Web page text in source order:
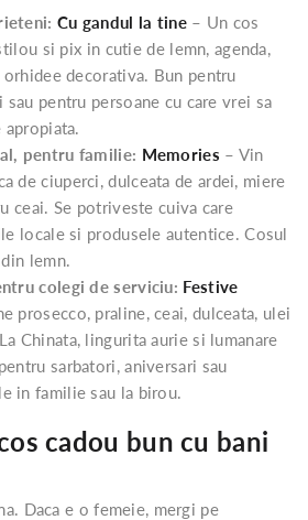
Cu gandul la tine – Un cos
si pix in cutie de lemn, agenda,
decorativa. Bun pentru
pentru persoane cu care vrei sa
pentru familie: Memories – Vin
de ciuperci, dulceata de ardei, miere
ceai. Se potriveste cuiva care
locale si produsele autentice. Cosul
lemn.
colegi de serviciu: Festive
prosecco, praline, ceai, dulceata, ulei
Chinata, lingurita aurie si lumanare
sarbatori, aniversari sau
in familie sau la birou.
cadou bun cu bani
Daca e o femeie, mergi pe